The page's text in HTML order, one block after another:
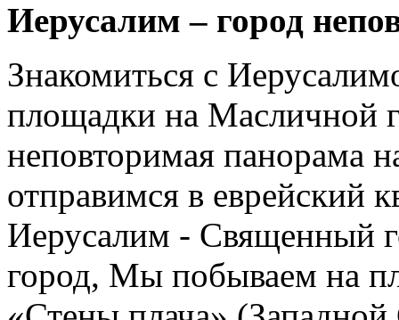
Иерусалим – город
Знакомиться с
площадки на Масличной
неповторимая панорама
отправимся в еврейский
Иерусалим - Священный
город, Мы побываем на